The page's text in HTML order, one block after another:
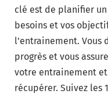
clé est de planifier
besoins et vos
l’entrainement.
progrès et vous
votre entrainement
récupérer. Suivez les